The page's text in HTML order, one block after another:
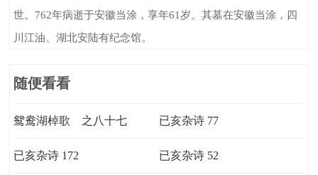
世。762年病逝于安徽当涂，享年61岁。其墓在安徽当涂，四
川江油、湖北安陆有纪念馆。
随便看看
鸳鸯湖棹歌 之八十七 已亥杂诗 77
已亥杂诗 172 已亥杂诗 52